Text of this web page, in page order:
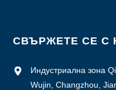
СВЪРЖЕТЕ СЕ С
Индустриална зона
Wujin, Changzhou,